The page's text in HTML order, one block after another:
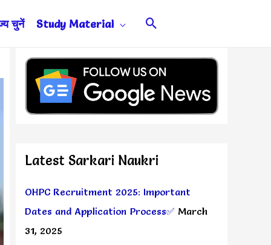
चुनें Study Material Search
Latest Sarkari Naukri
OHPC Recruitment 2025: Important
Dates and Application Process✅ March
31, 2025